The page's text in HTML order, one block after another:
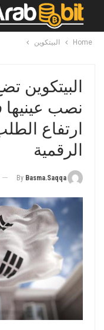
Home البيتكوين
نصب عينيها
ارتفاع
الرقمية
By Basma.saqqa